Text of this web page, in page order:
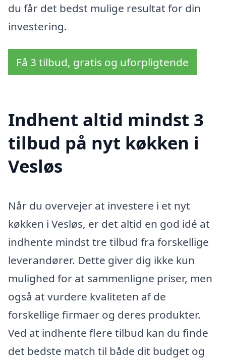
du får det bedst mulige resultat for din
investering.
Få 3 tilbud, gratis og uforpligtende
Indhent altid mindst 3
tilbud på nyt køkken i
Vesløs
Når du overvejer at investere i et nyt
køkken i Vesløs, er det altid en god idé at
indhente mindst tre tilbud fra forskellige
leverandører. Dette giver dig ikke kun
mulighed for at sammenligne priser, men
også at vurdere kvaliteten af de
forskellige firmaer og deres produkter.
Ved at indhente flere tilbud kan du finde
det bedste match til både dit budget og